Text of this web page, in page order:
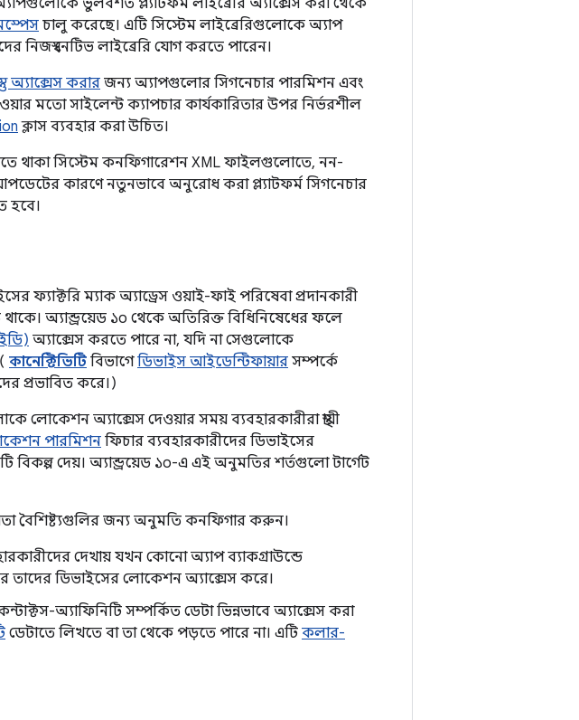
ভুলবশত প্ল্যাটফর্ম লাইব্রেরি অ্যাক্সেস করা থেকে
চালু করেছে। এটি সিস্টেম লাইব্রেরিগুলোকে অ্যাপ
নিজস্ব নেটিভ লাইব্রেরি যোগ করতে পারেন।
অ্যাক্সেস করারজন্য অ্যাপগুলোর সিগনেচার পারমিশন এবং
মতো সাইলেন্ট ক্যাপচার কার্যকারিতার উপর নির্ভরশীল
ক্লাস ব্যবহার করা উচিত।
থাকা সিস্টেম কনফিগারেশন XML ফাইলগুলোতে, নন-
কারণে নতুনভাবে অনুরোধ করা প্ল্যাটফর্ম সিগনেচার
হবে।
ফ্যাক্টরি ম্যাক অ্যাড্রেস ওয়াই-ফাই পরিষেবা প্রদানকারী
অ্যান্ড্রয়েড ১০ থেকে অতিরিক্ত বিধিনিষেধের ফলে
অ্যাক্সেস করতে পারে না, যদি না সেগুলোকে
কানেক্টিভিটি বিভাগেডিভাইস আইডেন্টিফায়ার সম্পর্কে
প্রভাবিত করে।)
লোকেশন অ্যাক্সেস দেওয়ার সময় ব্যবহারকারীরা স্থায়ী
পারমিশন ফিচার ব্যবহারকারীদের ডিভাইসের
দেয়। অ্যান্ড্রয়েড ১০-এ এই অনুমতির শর্তগুলো টার্গেট
বৈশিষ্ট্যগুলির জন্য অনুমতি কনফিগার করুন।
দেখায় যখন কোনো অ্যাপ ব্যাকগ্রাউন্ডে
তাদের ডিভাইসের লোকেশন অ্যাক্সেস করে।
অ্যাফিনিটি সম্পর্কিত ডেটা ভিন্নভাবে অ্যাক্সেস করা
ডেটাতে লিখতে বা তা থেকে পড়তে পারে না। এটি কলার-